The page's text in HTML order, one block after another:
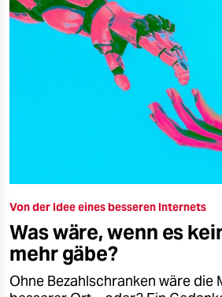
Von der Idee eines besseren Internets
Was wäre, wenn es
mehr gäbe?
Ohne Bezahlschranken wäre die